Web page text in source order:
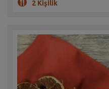
2 Kişilik